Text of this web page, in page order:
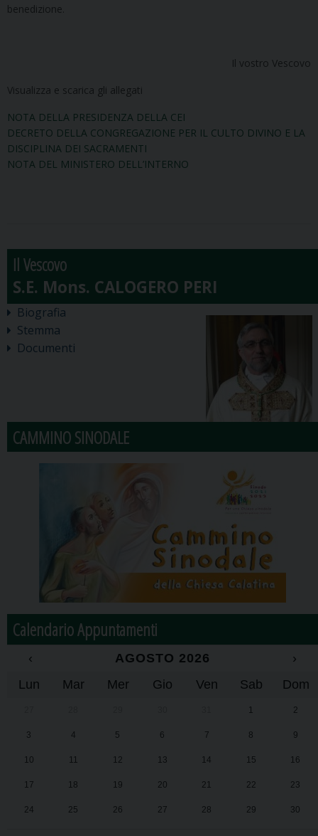
benedizione.
Il vostro Vescovo
Visualizza e scarica gli allegati
NOTA DELLA PRESIDENZA DELLA CEI
DECRETO DELLA CONGREGAZIONE PER IL CULTO DIVINO E LA
DISCIPLINA DEI SACRAMENTI
NOTA DEL MINISTERO DELL’INTERNO
Il Vescovo
Biografia
Stemma
Documenti
CAMMINO SINODALE
Calendario Appuntamenti
‹ AGOSTO 2026
›
Lun
Mar Mer Gio Ven Sab Dom
1 2
3 4 5 6 7 8 9
10 11 12 13 14 15 16
17 18 19 20 21 22 23
24 25 26 27 28 29 30